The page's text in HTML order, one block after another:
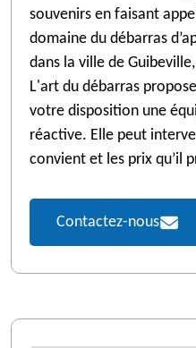
souvenirs en faisant
domaine du débarras
dans la ville de
L'art du débarras
votre disposition une
réactive. Elle peut
convient et les prix qu’il
Contactez-nous